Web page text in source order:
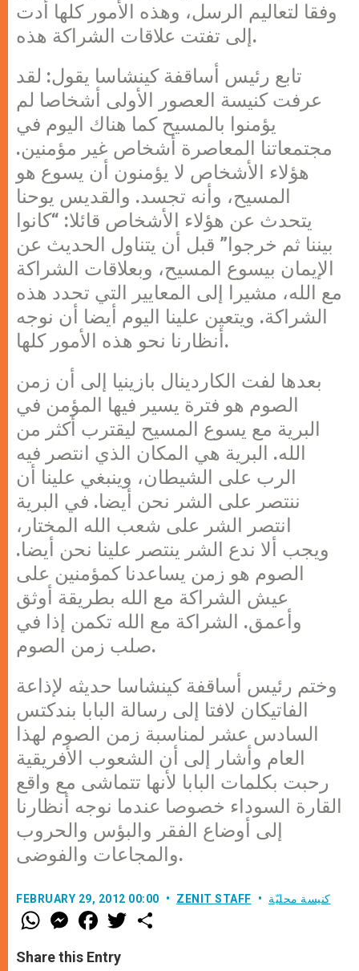
وفقا لتعاليم الرسل، وهذه الأمور كلها أدت
إلى تفتت علاقات الشراكة هذه.
تابع رئيس أساقفة كينشاسا يقول: لقد
عرفت كنيسة العصور الأولى أشخاصا لم
يؤمنوا بالمسيح كما هناك اليوم في
مجتمعاتنا المعاصرة أشخاص غير مؤمنين.
هؤلاء الأشخاص لا يؤمنون أن يسوع هو
المسيح، وأنه تجسد. والقديس يوحنا
يتحدث عن هؤلاء الأشخاص قائلا: “كانوا
بيننا ثم خرجوا” قبل أن يتناول الحديث عن
الإيمان بيسوع المسيح، وبعلاقات الشراكة
مع الله، مشيرا إلى المعايير التي تحدد هذه
الشراكة. ويتعين علينا اليوم أيضا أن نوجه
أنظارنا نحو هذه الأمور كلها.
بعدها لفت الكاردينال بازينيا إلى أن زمن
الصوم هو فترة يسير فيها المؤمن في
البرية مع يسوع المسيح ليقترب أكثر من
الله. البرية هي المكان الذي انتصر فيه
الرب على الشيطان، وينبغي علينا أن
ننتصر على الشر نحن أيضا. في البرية
انتصر الشر على شعب الله المختار،
ويجب ألا ندع الشر ينتصر علينا نحن أيضا.
الصوم هو زمن يساعدنا كمؤمنين على
عيش الشراكة مع الله بطريقة أوثق
وأعمق. الشراكة مع الله تكمن إذا في
صلب زمن الصوم.
وختم رئيس أساقفة كينشاسا حديثه لإذاعة
الفاتيكان لافتا إلى رسالة البابا بندكتس
السادس عشر لمناسبة زمن الصوم لهذا
العام وأشار إلى أن الشعوب الأفريقية
رحبت بكلمات البابا لأنها تتماشى مع واقع
القارة السوداء خصوصا عندما نوجه أنظارنا
إلى أوضاع الفقر والبؤس والحروب
والمجاعات والفوضى.
FEBRUARY 29, 2012 00:00 ZENIT STAFF كنيسة محليّة
W
h
t
s
M
e
s
e
F
a
e
b
w
Share this Entry